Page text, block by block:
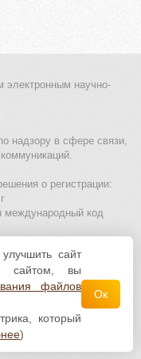
электронным научно-
надзору в сфере связи,
о регистрации:
международный код
для детей
Политика обработки и
лицензии Creative
сайт
сайтом, вы
файлов
который
)
Ок